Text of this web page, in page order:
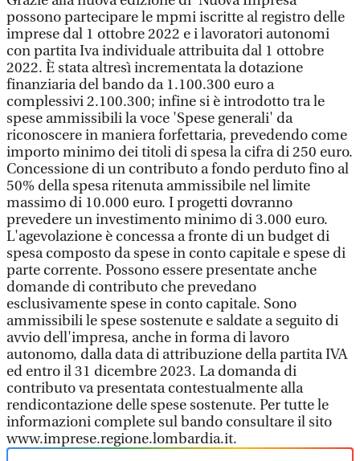
possono partecipare le mpmi iscritte al registro delle
imprese dal 1 ottobre 2022 e i lavoratori autonomi
con partita Iva individuale attribuita dal 1 ottobre
2022. È stata altresì incrementata la dotazione
finanziaria del bando da 1.100.300 euro a
complessivi 2.100.300; infine si è introdotto tra le
spese ammissibili la voce 'Spese generali' da
riconoscere in maniera forfettaria, prevedendo come
importo minimo dei titoli di spesa la cifra di 250 euro.
Concessione di un contributo a fondo perduto fino al
50% della spesa ritenuta ammissibile nel limite
massimo di 10.000 euro. I progetti dovranno
prevedere un investimento minimo di 3.000 euro.
L'agevolazione è concessa a fronte di un budget di
spesa composto da spese in conto capitale e spese di
parte corrente. Possono essere presentate anche
domande di contributo che prevedano
esclusivamente spese in conto capitale. Sono
ammissibili le spese sostenute e saldate a seguito di
avvio dell'impresa, anche in forma di lavoro
autonomo, dalla data di attribuzione della partita IVA
ed entro il 31 dicembre 2023. La domanda di
contributo va presentata contestualmente alla
rendicontazione delle spese sostenute. Per tutte le
informazioni complete sul bando consultare il sito
www.imprese.regione.lombardia.it.